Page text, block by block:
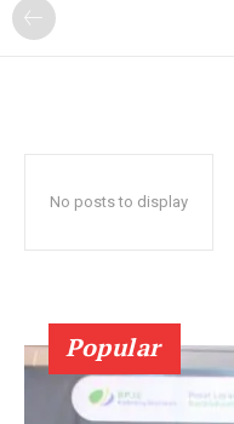
No posts to display
Popular